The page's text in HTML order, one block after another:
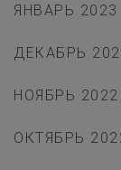
ЯНВАРЬ 2023
ДЕКАБРЬ
НОЯБРЬ 2022
ОКТЯБРЬ